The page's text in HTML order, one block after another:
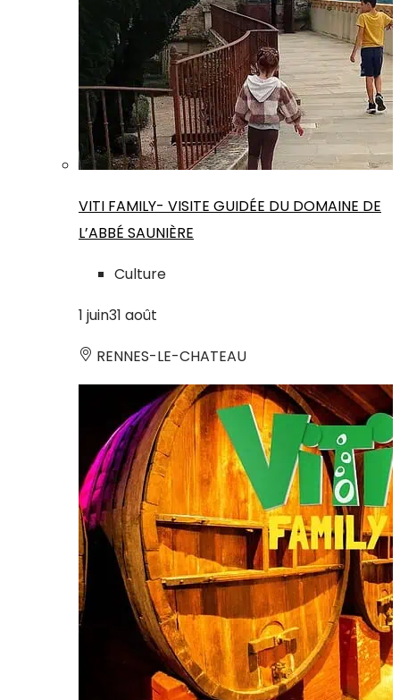
VITI FAMILY- VISITE GUIDÉE DU DOMAINE DE
L’ABBÉ SAUNIÈRE
Culture
1 juin31 août
RENNES-LE-CHATEAU